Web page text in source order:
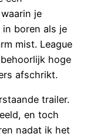
je
boren als je
mist. League
hoge
afschrikt.
trailer.
en toch
nadat ik het